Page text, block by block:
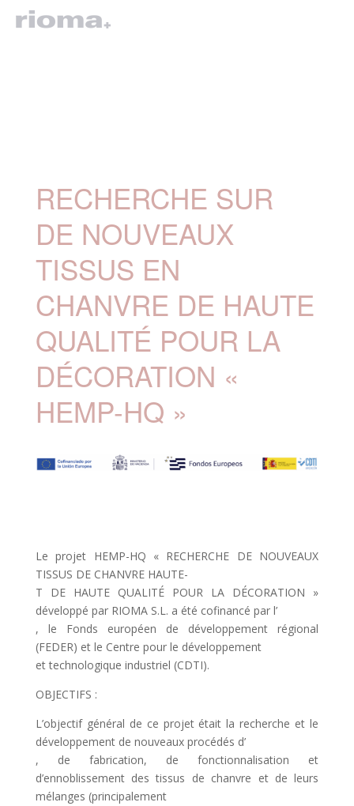
RECHERCHE SUR
DE NOUVEAUX
TISSUS EN
CHANVRE DE HAUTE
QUALITÉ POUR LA
DÉCORATION «
HEMP-HQ »
Le projet HEMP-HQ « RECHERCHE DE NOUVEAUX
TISSUS DE CHANVRE HAUTE-
T DE HAUTE QUALITÉ POUR LA DÉCORATION »
développé par RIOMA S.L. a été cofinancé par l’
, le Fonds européen de développement régional
(FEDER) et le Centre pour le développement
et technologique industriel (CDTI).
OBJECTIFS :
L’objectif général de ce projet était la recherche et le
développement de nouveaux procédés d’
, de fabrication, de fonctionnalisation et
d’ennoblissement des tissus de chanvre et de leurs
mélanges (principalement